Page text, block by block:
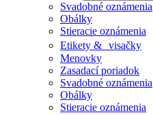
Svadobné oznámenia
Obálky
Stieracie oznámenia
Etikety & visačky
Menovky
Zasadací poriadok
Svadobné oznámenia
Obálky
Stieracie oznámenia